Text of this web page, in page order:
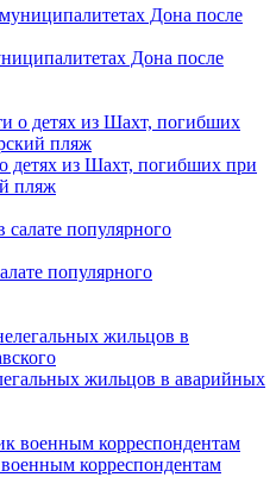
Дона после
детях из Шахт, погибших при
пляж
популярного
жильцов в аварийных
корреспондентам